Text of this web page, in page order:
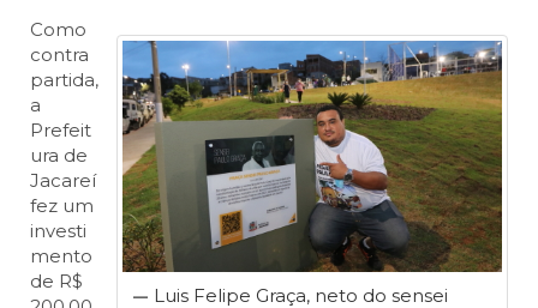
Luis Felipe Graça, neto do sensei
Como
contra
partida,
a
Prefeit
ura de
Jacareí
fez um
investi
mento
de R$